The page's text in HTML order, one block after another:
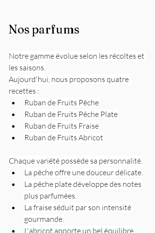
Nos parfums
Notre gamme évolue selon les récoltes et
les saisons.
Aujourd'hui, nous proposons quatre
recettes :
Ruban de Fruits Pêche
Ruban de Fruits Pêche Plate
Ruban de Fruits Fraise
Ruban de Fruits Abricot
Chaque variété possède sa personnalité.
La pêche offre une douceur délicate.
La pêche plate développe des notes
plus parfumées.
La fraise séduit par son intensité
gourmande.
L'abricot apporte un bel équilibre